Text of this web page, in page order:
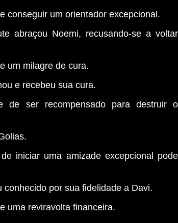
conseguir um orientador excepcional.
abraçou Noemi, recusando-se a voltar
um milagre de cura.
e recebeu sua cura.
de ser recompensado para destruir o
iniciar uma amizade excepcional pode
por sua fidelidade a Davi.
uma reviravolta financeira.